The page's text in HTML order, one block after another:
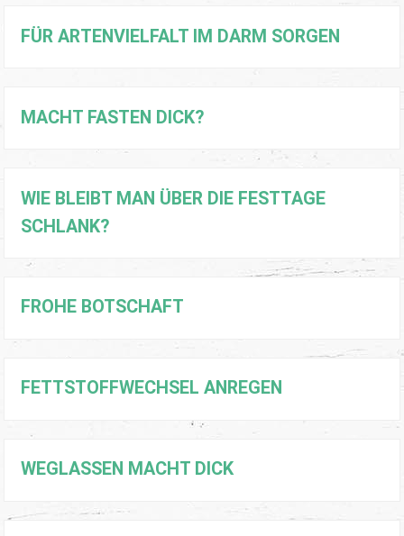
FÜR ARTENVIELFALT IM DARM SORGEN
MACHT FASTEN DICK?
WIE BLEIBT MAN ÜBER DIE FESTTAGE
SCHLANK?
FROHE BOTSCHAFT
FETTSTOFFWECHSEL ANREGEN
WEGLASSEN MACHT DICK